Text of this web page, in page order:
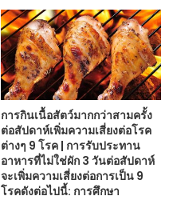
การกินเนื้อสัตว์มากกว่าสามครั้ง
ต่อสัปดาห์เพิ่มความเสี่ยงต่อโรค
ต่างๆ 9 โรค | การรับประทาน
อาหารที่ไม่ใช่ผัก 3 วันต่อสัปดาห์
จะเพิ่มความเสี่ยงต่อการเป็น 9
โรคดังต่อไปนี้: การศึกษา